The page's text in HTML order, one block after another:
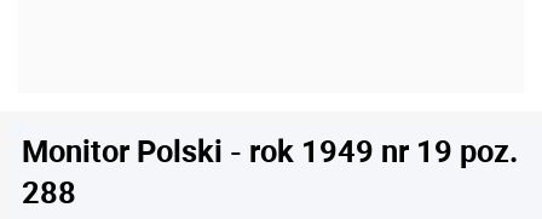
Monitor Polski - rok 1949 nr 19 poz.
288